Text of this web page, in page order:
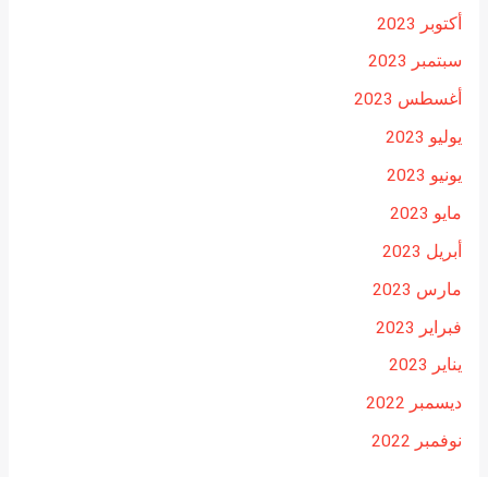
أكتوبر 2023
سبتمبر 2023
أغسطس 2023
يوليو 2023
يونيو 2023
مايو 2023
أبريل 2023
مارس 2023
فبراير 2023
يناير 2023
ديسمبر 2022
نوفمبر 2022